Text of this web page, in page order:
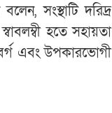
সংস্থাটি দরিদ্র
হতে সহায়তা
এবং উপকারভোগী